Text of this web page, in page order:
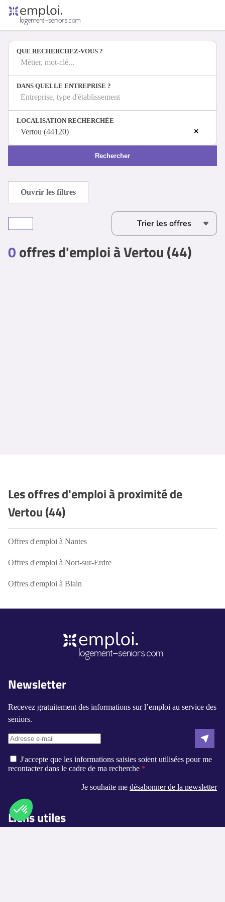
Offres d'emploi
Entreprises
Métiers
Se connecter
Espace candidat
Espace recruteur
QUE RECHERCHEZ-VOUS ?
Métier, mot-clé...
DANS QUELLE ENTREPRISE ?
Entreprise, type d'établissement
LOCALISATION RECHERCHÉE
×
Vertou (44120)
Rechercher
0offres d'emploi à Vertou (44)
Ouvrir les filtres
Les offres d'emploi à proximité de
Vertou (44)
Offres d'emploi à Nantes
Offres d'emploi à Nort-sur-Erdre
Offres d'emploi à Blain
Newsletter
Recevez gratuitement des informations sur l’emploi au service des
seniors.
J'accepte que les informations saisies soient utilisées pour me
recontacter dans le cadre de ma recherche
Je souhaite me désabonner de la newsletter
Liens utiles